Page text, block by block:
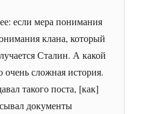
если мера понимания
клана, который
Сталин. А какой
сложная история.
такого поста, [как]
документы